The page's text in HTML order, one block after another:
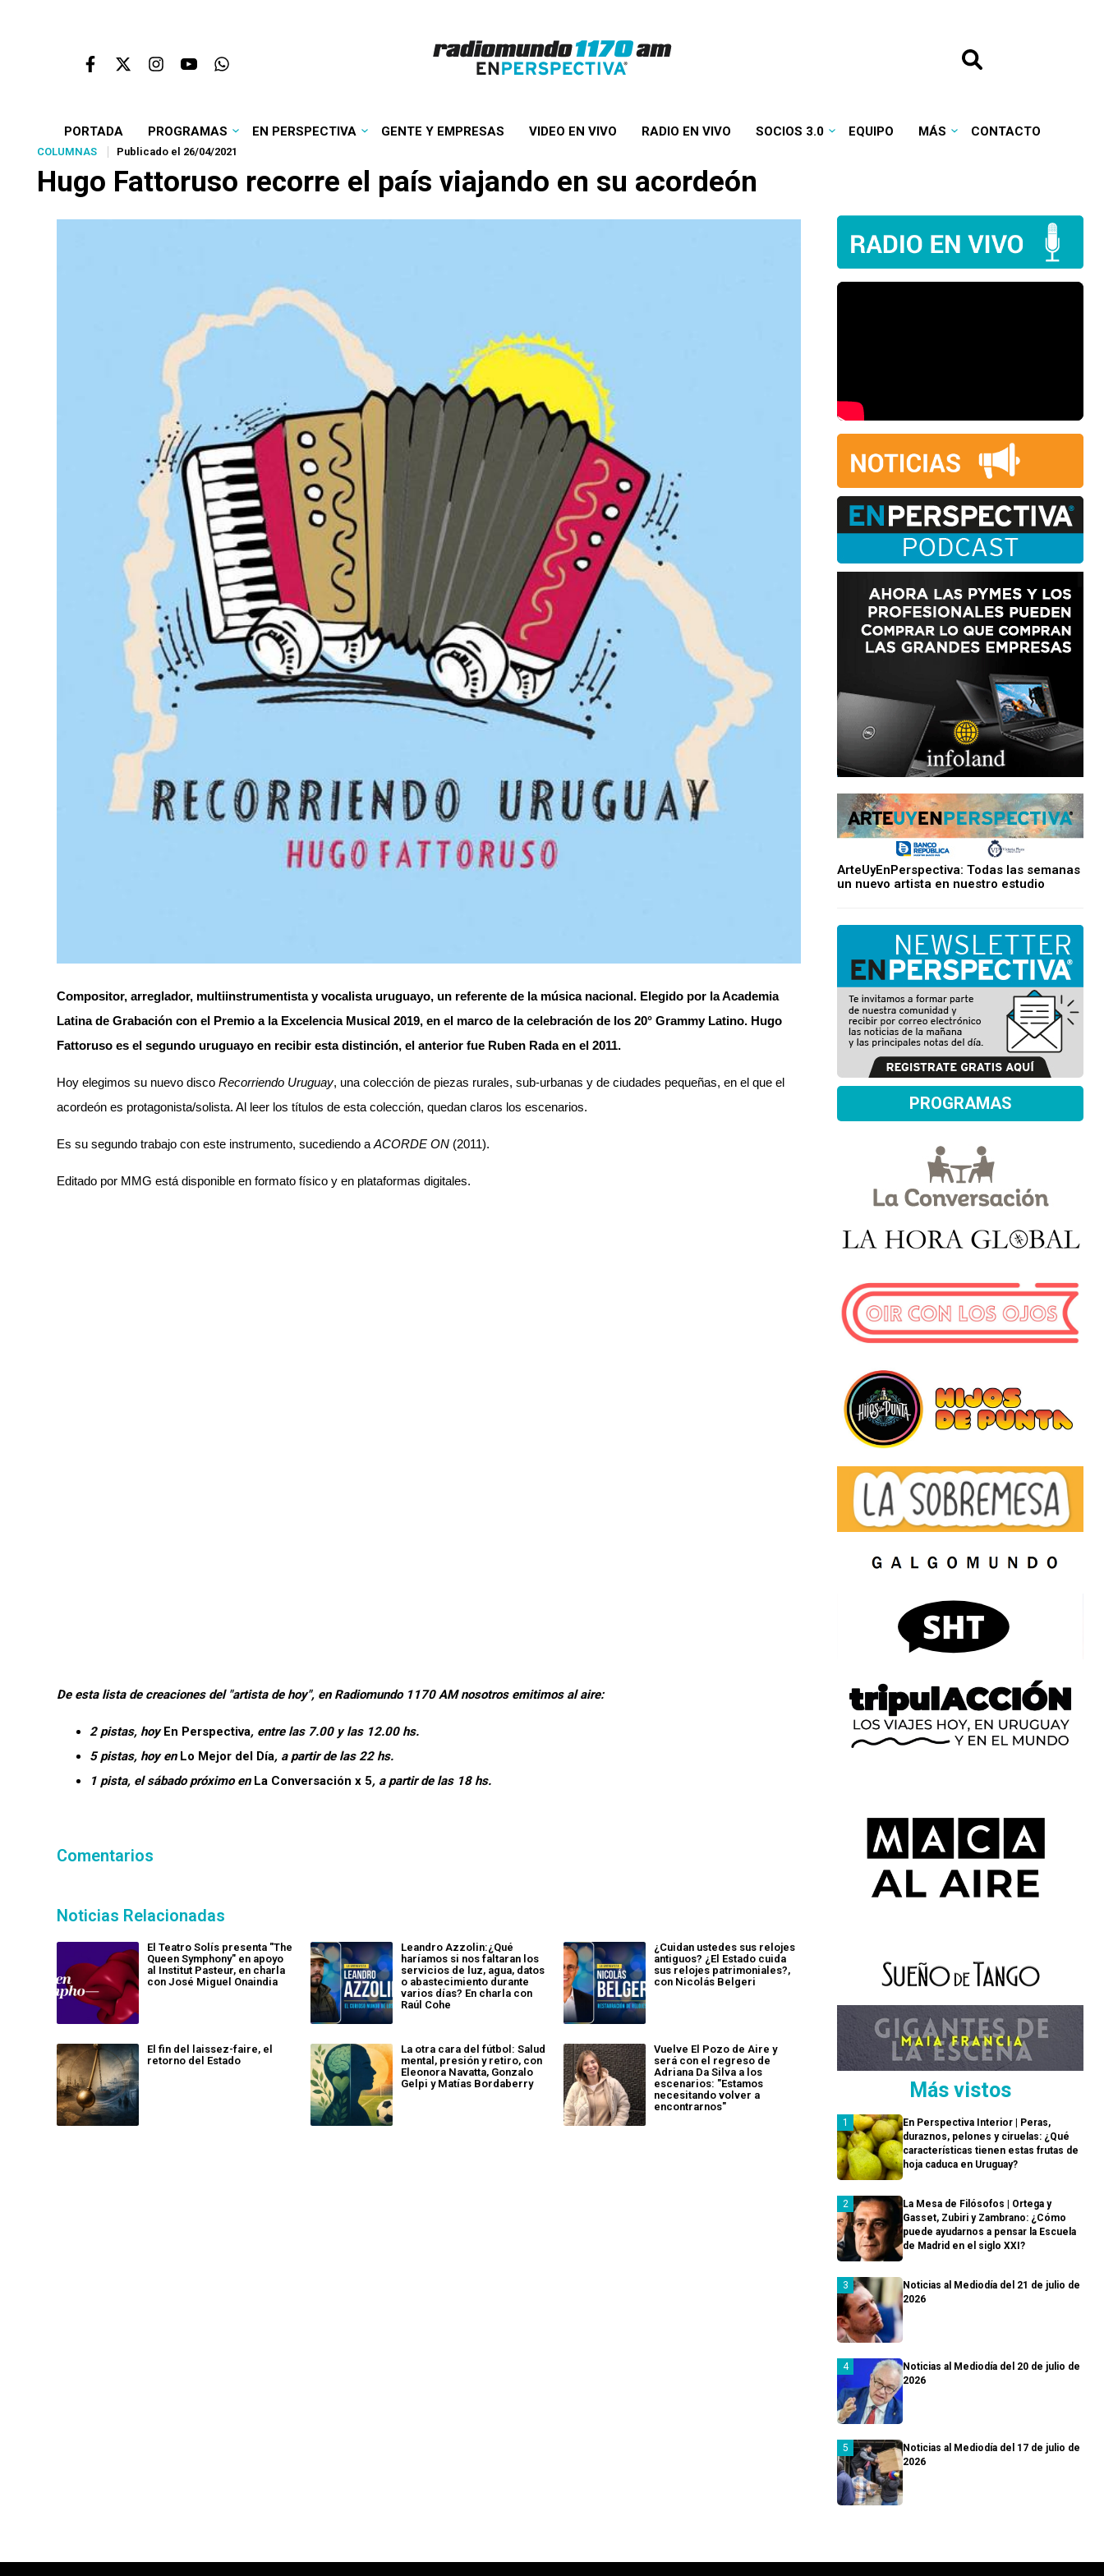
PORTADA PROGRAMAS EN PERSPECTIVA GENTE Y EMPRESAS VIDEO EN VIVO RADIO EN VIVO SOCIOS 3.0 EQUIPO MÁS CONTACTO
COLUMNAS Publicado el 26/04/2021
Hugo Fattoruso recorre el país viajando en su acordeón
Compositor, arreglador, multiinstrumentista y vocalista uruguayo, un referente de la música nacional. Elegido por la Academia
Latina de Grabación con el Premio a la Excelencia Musical 2019, en el marco de la celebración de los 20° Grammy Latino. Hugo
Fattoruso es el segundo uruguayo en recibir esta distinción, el anterior fue Ruben Rada en el 2011.
Hoy elegimos su nuevo disco Recorriendo Uruguay, una colección de piezas rurales, sub-urbanas y de ciudades pequeñas, en el que el
acordeón es protagonista/solista. Al leer los títulos de esta colección, quedan claros los escenarios.
Es su segundo trabajo con este instrumento, sucediendo a ACORDE ON (2011).
Editado por MMG está disponible en formato físico y en plataformas digitales.
De esta lista de creaciones del "artista de hoy", en Radiomundo 1170 AM nosotros emitimos al aire:
2 pistas, hoyEn Perspectiva, entre las 7.00 y las 12.00 hs.
5 pistas, hoy en Lo Mejor del Día, a partir de las 22 hs.
1 pista, el sábado próximo en La Conversación x 5, a partir de las 18 hs.
Comentarios
Noticias Relacionadas
El Teatro Solís presenta "The
Queen Symphony" en apoyo
al Institut Pasteur, en charla
con José Miguel Onaindia
Leandro Azzolin:¿Qué
haríamos si nos faltaran los
servicios de luz, agua, datos
o abastecimiento durante
varios días? En charla con
Raúl Cohe
¿Cuidan ustedes sus relojes
antiguos? ¿El Estado cuida
sus relojes patrimoniales?,
con Nicolás Belgeri
El fin del laissez-faire, el
retorno del Estado
La otra cara del fútbol: Salud
mental, presión y retiro, con
Eleonora Navatta, Gonzalo
Gelpi y Matías Bordaberry
Vuelve El Pozo de Aire y
será con el regreso de
Adriana Da Silva a los
escenarios: "Estamos
necesitando volver a
encontrarnos"
ArteUyEnPerspectiva: Todas las semanas
un nuevo artista en nuestro estudio
PROGRAMAS
Más vistos
En Perspectiva Interior | Peras,
duraznos, pelones y ciruelas: ¿Qué
características tienen estas frutas de
hoja caduca en Uruguay?
La Mesa de Filósofos | Ortega y
Gasset, Zubiri y Zambrano: ¿Cómo
puede ayudarnos a pensar la Escuela
de Madrid en el siglo XXI?
Noticias al Mediodía del 21 de julio de
2026
Noticias al Mediodía del 20 de julio de
2026
Noticias al Mediodía del 17 de julio de
2026